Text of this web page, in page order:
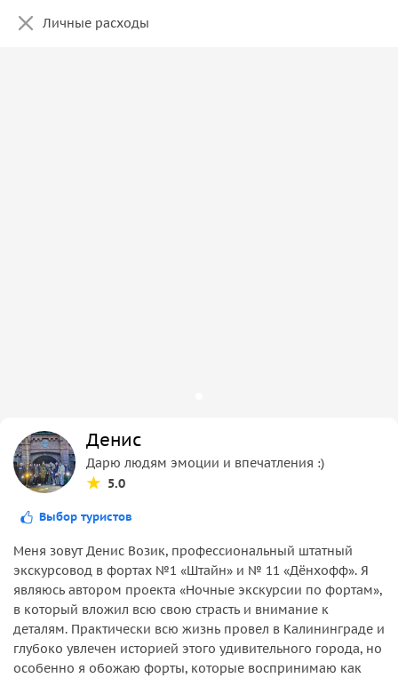
Личные расходы
Денис
Дарю людям эмоции и впечатления :)
5.0
Выбор туристов
Меня зовут Денис Возик, профессиональный штатный
экскурсовод в фортах №1 «Штайн» и № 11 «Дёнхофф». Я
являюсь автором проекта «Ночные экскурсии по фортам»,
в который вложил всю свою страсть и внимание к
деталям. Практически всю жизнь провел в Калининграде и
глубоко увлечен историей этого удивительного города, но
особенно я обожаю форты, которые воспринимаю как